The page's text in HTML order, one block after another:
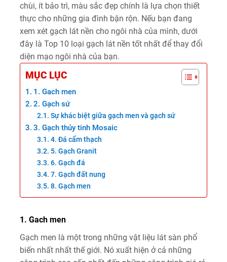
chùi, ít bảo trì, màu sắc đẹp chính là lựa chọn thiết
thực cho những gia đình bận rộn. Nếu bạn đang
xem xét gạch lát nền cho ngôi nhà của mình, dưới
đây là Top 10 loại gạch lát nền tốt nhất để thay đổi
diện mạo ngôi nhà của bạn.
MỤC LỤC
1. Gach men
2. Gạch sứ
Sự khác biệt giữa gạch men và gạch sứ
3. Gạch thủy tinh Mosaic
4. Đá cẩm thạch
5. Gạch Granit
6. Gạch đá
7. Gạch đất nung
8. Gạch men
1. Gach men
Gạch men là một trong những vật liệu lát sàn phổ
biến nhất nhất thế giới. Nó xuất hiện ở cả những